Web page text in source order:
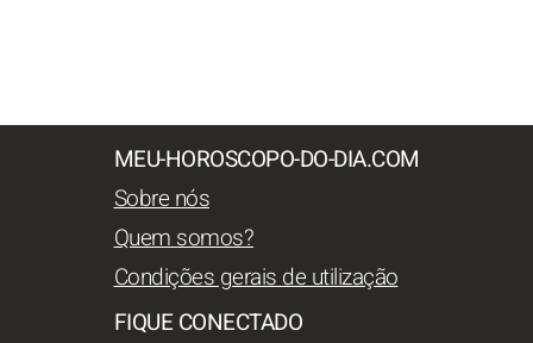
MEU-HOROSCOPO-DO-DIA.COM
Sobre nós
Quem somos?
Condições gerais de utilização
FIQUE CONECTADO